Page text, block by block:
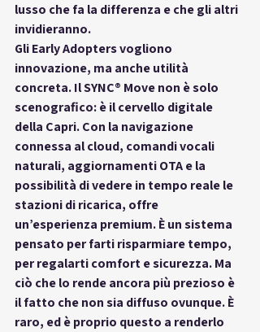
lusso che fa la differenza e che gli altri
invidieranno.
Gli Early Adopters vogliono
innovazione, ma anche utilità
concreta. Il SYNC® Move non è solo
scenografico: è il cervello digitale
della Capri. Con la navigazione
connessa al cloud, comandi vocali
naturali, aggiornamenti OTA e la
possibilità di vedere in tempo reale le
stazioni di ricarica, offre
un’esperienza premium. È un sistema
pensato per farti risparmiare tempo,
per regalarti comfort e sicurezza. Ma
ciò che lo rende ancora più prezioso è
il fatto che non sia diffuso ovunque. È
raro, ed è proprio questo a renderlo